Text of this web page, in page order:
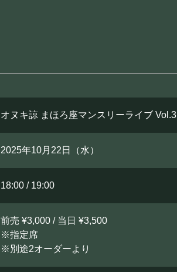
オヌキ諒 まほろ座マンスリーライブ Vol.3
2025年10月22日（水）
18:00 / 19:00
前売 ¥3,000 / 当日 ¥3,500
※指定席
※別途2オーダーより